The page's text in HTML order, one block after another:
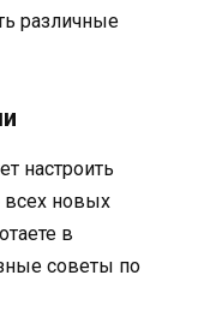
различные
настроить
всех новых
в
советы по